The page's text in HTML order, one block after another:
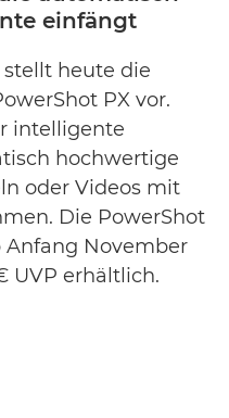
einfängt
stellt heute die
PX vor.
intelligente
hochwertige
oder Videos mit
Die PowerShot
Anfang November
UVP erhältlich.